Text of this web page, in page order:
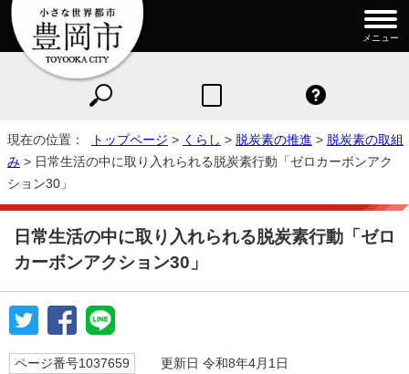
メニュー
現在の位置： トップページ > くらし > 脱炭素の推進 > 脱炭素の取組
み > 日常生活の中に取り入れられる脱炭素行動「ゼロカーボンアク
ション30」
日常生活の中に取り入れられる脱炭素行動「ゼロ
カーボンアクション30」
ページ番号1037659 更新日 令和8年4月1日